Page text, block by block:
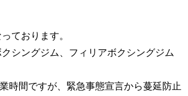
ております。
シングジム、フィリアボクシングジム
時間ですが、緊急事態宣言から蔓延防止